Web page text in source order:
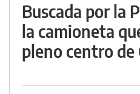
Buscada por la
la camioneta
pleno centro